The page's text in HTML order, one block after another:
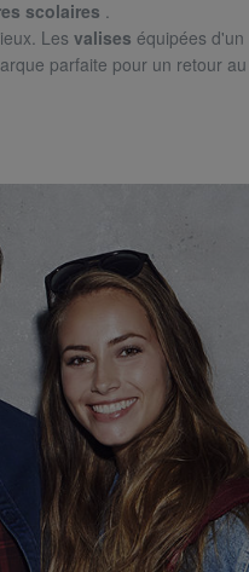
scolaires .
Les valises équipées
parfaite pour un retour